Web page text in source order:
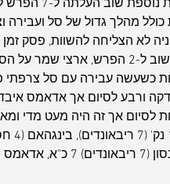
בצבע שצימק שוב ל-2 הפרש,
ורבע לסיום אך אדאמס
אסיסטים), קייזר 3.